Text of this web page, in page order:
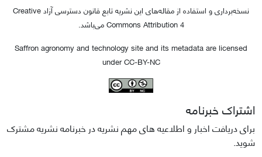
نسخه‌برداری و استفاده از مقاله‌های این نشریه تابع قانون دسترسی آزاد Creative
Commons Attribution 4 می‌باشد.
Saffron agronomy and technology site and its metadata are licensed
under CC-BY-NC
اشتراک خبرنامه
برای دریافت اخبار و اطلاعیه های مهم نشریه در خبرنامه نشریه مشترک
شوید.